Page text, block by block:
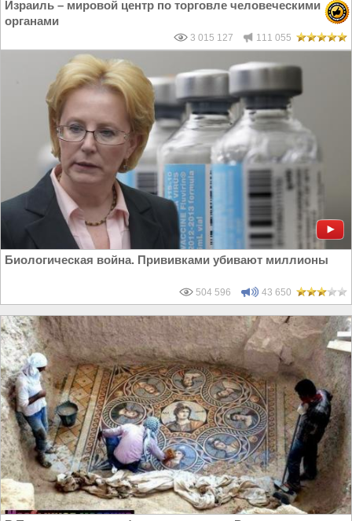
Израиль – мировой центр по торговле человеческими
органами
3 015 127 111 055
Биологическая война. Прививками убивают миллионы
504 596 43 650